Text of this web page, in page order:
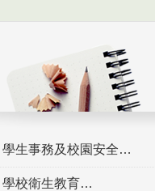
學生事務及校園安全
學校衛生教育